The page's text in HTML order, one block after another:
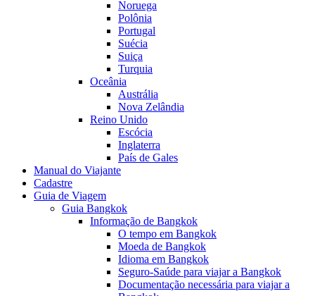
Noruega
Polônia
Portugal
Suécia
Suiça
Turquia
Oceânia
Austrália
Nova Zelândia
Reino Unido
Escócia
Inglaterra
País de Gales
Manual do Viajante
Cadastre
Guia de Viagem
Guia Bangkok
Informação de Bangkok
O tempo em Bangkok
Moeda de Bangkok
Idioma em Bangkok
Seguro-Saúde para viajar a Bangkok
Documentação necessária para viajar a